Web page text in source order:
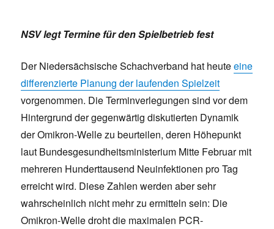
NSV legt Termine für den Spielbetrieb fest
Der Niedersächsische Schachverband hat heuteeine
differenzierte Planung der laufenden Spielzeit
vorgenommen. Die Terminverlegungen sind vor dem
Hintergrund der gegenwärtig diskutierten Dynamik
der Omikron-Welle zu beurteilen, deren Höhepunkt
laut Bundesgesundheitsministerium Mitte Februar mit
mehreren Hunderttausend Neuinfektionen pro Tag
erreicht wird. Diese Zahlen werden aber sehr
wahrscheinlich nicht mehr zu ermitteln sein: Die
Omikron-Welle droht die maximalen PCR-